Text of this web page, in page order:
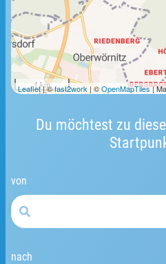
Du möchtest zu
von
nach
1 km
Leaflet| ©fast2work | ©OpenMapTiles|